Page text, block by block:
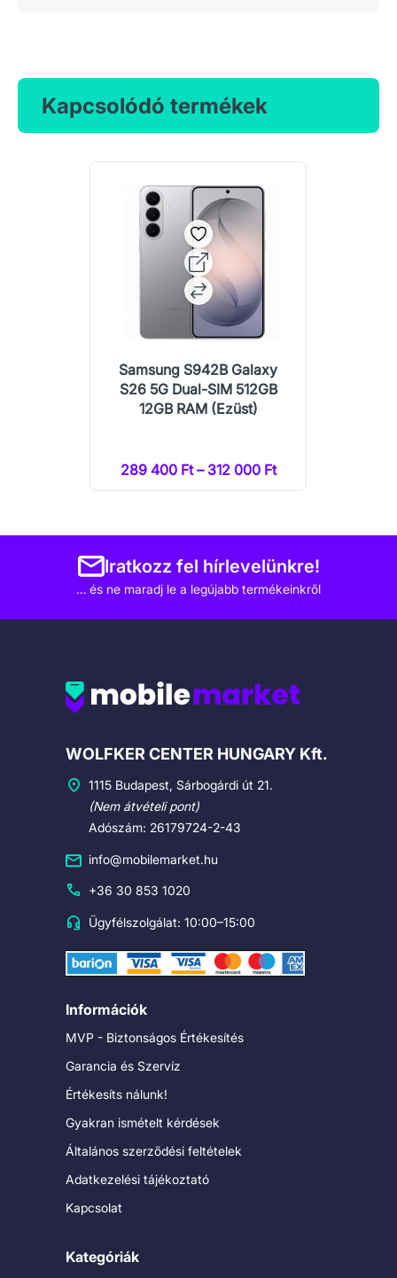
Kapcsolódó termékek
Samsung S942B Galaxy
S26 5G Dual-SIM 512GB
12GB RAM (Ezüst)
289 400 Ft – 312 000 Ft
Iratkozz fel hírlevelünkre!
… és ne maradj le a legújabb termékeinkről
Cégadatok
WOLFKER CENTER HUNGARY Kft.
1115 Budapest, Sárbogárdi út 21.
(Nem átvételi pont)
Adószám: 26179724-2-43
info@mobilemarket.hu
+36 30 853 1020
Ügyfélszolgálat: 10:00–15:00
Információk
MVP - Biztonságos Értékesítés
Garancia és Szervíz
Értékesíts nálunk!
Gyakran ismételt kérdések
Általános szerződési feltételek
Adatkezelési tájékoztató
Kapcsolat
Kategóriák